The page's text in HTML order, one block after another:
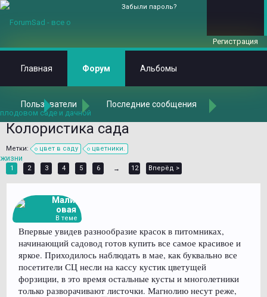
Главная Форум
О том, что принято называть "Ландшафтным
Колористика сада
Метки: цвет в саду цветники.
1 2 3 4 5 6 → 12 Вперёд >
Малин
овая
В теме
Впервые увидев разнообразие красок в питомниках,
начинающий садовод готов купить все самое красивое и
яркое. Приходилось наблюдать в мае, как буквально все
посетители СЦ несли на кассу кустик цветущей
форзиции, в это время остальные кусты и многолетники
только разворачивают листочки. Магнолию несут реже,
Забыли пароль?
Регистрация
Главная Форум Альбомы
Пользователи Последние сообщения